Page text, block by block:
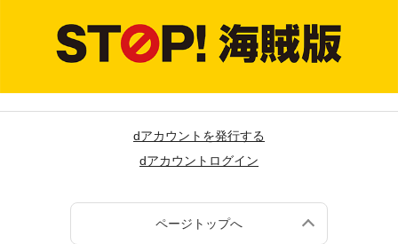
dアカウントを発行する
dアカウントログイン
ページトップへ